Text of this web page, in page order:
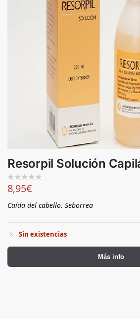
Resorpil Solución
8,95€
Caída del cabello. Seborrea
Sin existencias
Más info